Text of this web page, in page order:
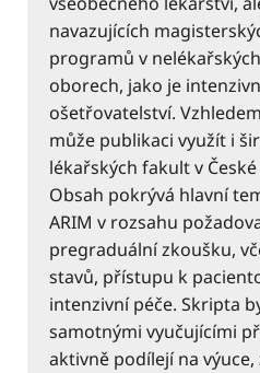
navazujících
programů v
oborech, jako je
ošetřovatelství.
může publikaci využít i
lékařských fakult v
Obsah pokrývá hlavní
ARIM v rozsahu
pregraduální zkoušku,
stavů, přístupu k
intenzivní péče. Skripta
samotnými vyučujícími
aktivně podílejí na